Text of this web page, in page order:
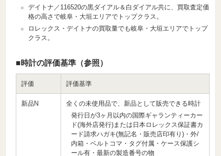
デイトナ／116520の黒ダイアル＆白ダイアル共に、買取査定価
格の高さで岐阜・大垣エリアでトップクラス。
ロレックス・デイトナの買取量でも岐阜・大垣エリアでトップ
クラス。
■時計の評価基準（参照）
評価 評価基準
新品N
全くの未使用品で、新品として販売できる時計
発行日が3ヶ月以内の国際ギャランティーカー
ド(海外店発行)または日本ロレックス保証書カ
ード請求ハガキ(無記名・販売店印有り)・外/
内箱・ベルトコマ・タグ付属・ケース保護シ
ール有・最新の製造番号の物